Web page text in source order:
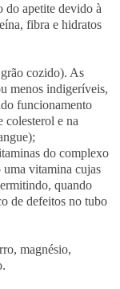
do apetite devido à
fibra e hidratos
cozido). As
menos indigeríveis,
funcionamento
colesterol e na
do complexo
vitamina cujas
quando
de defeitos no tubo
magnésio,